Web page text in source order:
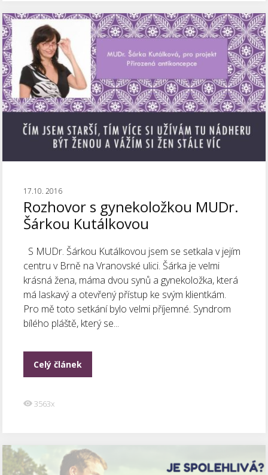
17.10. 2016
Rozhovor s gynekoložkou MUDr.
Šárkou Kutálkovou
S MUDr. Šárkou Kutálkovou jsem se setkala v jejím
centru v Brně na Vranovské ulici. Šárka je velmi
krásná žena, máma dvou synů a gynekoložka, která
má laskavý a otevřený přístup ke svým klientkám.
Pro mě toto setkání bylo velmi příjemné. Syndrom
bílého pláště, který se...
Celý článek
3563x